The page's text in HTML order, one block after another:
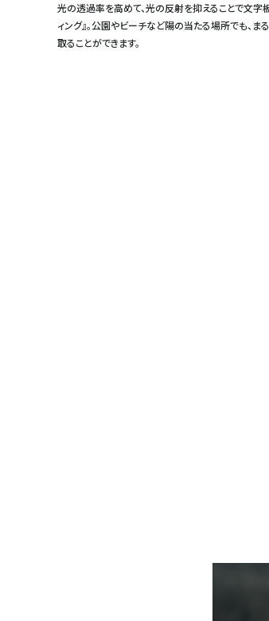
光の透過率を高めて、光の反射を抑えることで文字
ィング』。公園やビーチなど陽の当たる場所でも、
取ることができます。